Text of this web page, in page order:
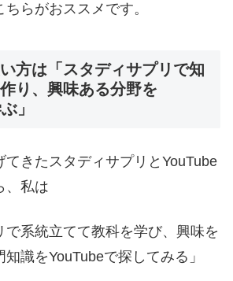
らがおススメです。
方は「スタディサプリで知
り、興味ある分野を
」
てきたスタディサプリとYouTube
、私は
で系統立てて教科を学び、興味を
識をYouTubeで探してみる」